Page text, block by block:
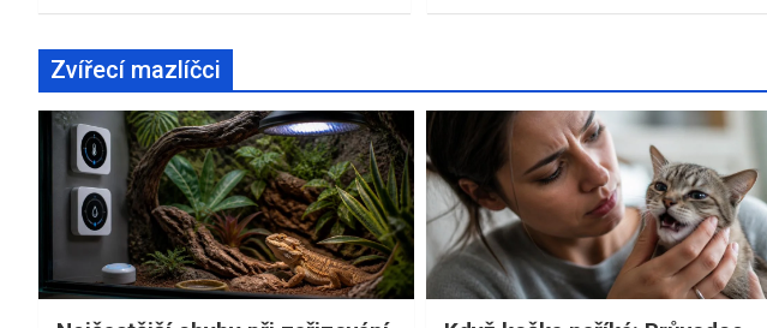
Zvířecí mazlíčci